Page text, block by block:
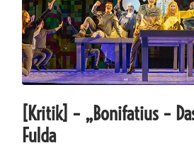
[Kritik] – „Bonifatius –
Fulda